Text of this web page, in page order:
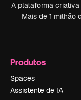
A plataforma
Mais de 1 milhão
Produtos
Spaces
Assistente de IA